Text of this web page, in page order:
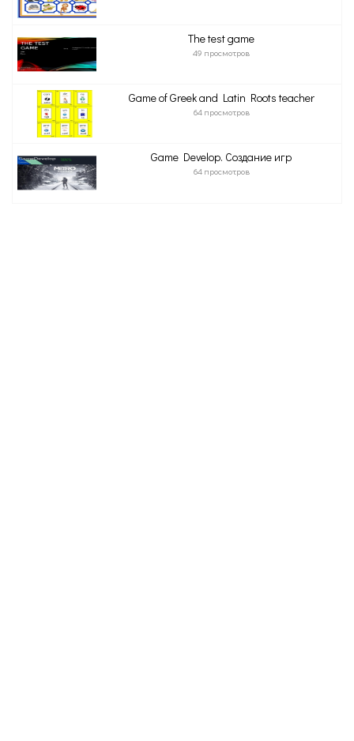
The test game
49 просмотров
Game of Greek and Latin Roots teacher
64 просмотров
Game Develop. Создание игр
64 просмотров